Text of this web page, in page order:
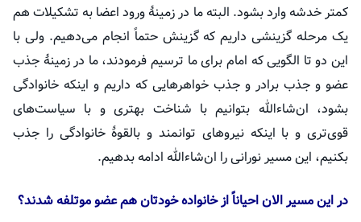
کمتر خدشه وارد بشود. البته ما در زمینهٔ ورود اعضا به تشکیلات هم
یک مرحله گزینشی داریم که گزینش حتماً انجام می‌دهیم. ولی با
این دو تا الگویی که امام برای ما ترسیم فرمودند، ما در زمینهٔ جذب
عضو و جذب برادر و جذب خواهرهایی که داریم و اینکه خانوادگی
بشود، ان‌شاءالله بتوانیم با شناخت بهتری و با سیاست‌های
قوی‌تری و با اینکه نیروهای توانمند و بالقوهٔ خانوادگی را جذب
بکنیم، این مسیر نورانی را ان‌شاءالله ادامه بدهیم.
در این مسیر الان احیاناً از خانواده خودتان هم عضو موتلفه شدند؟